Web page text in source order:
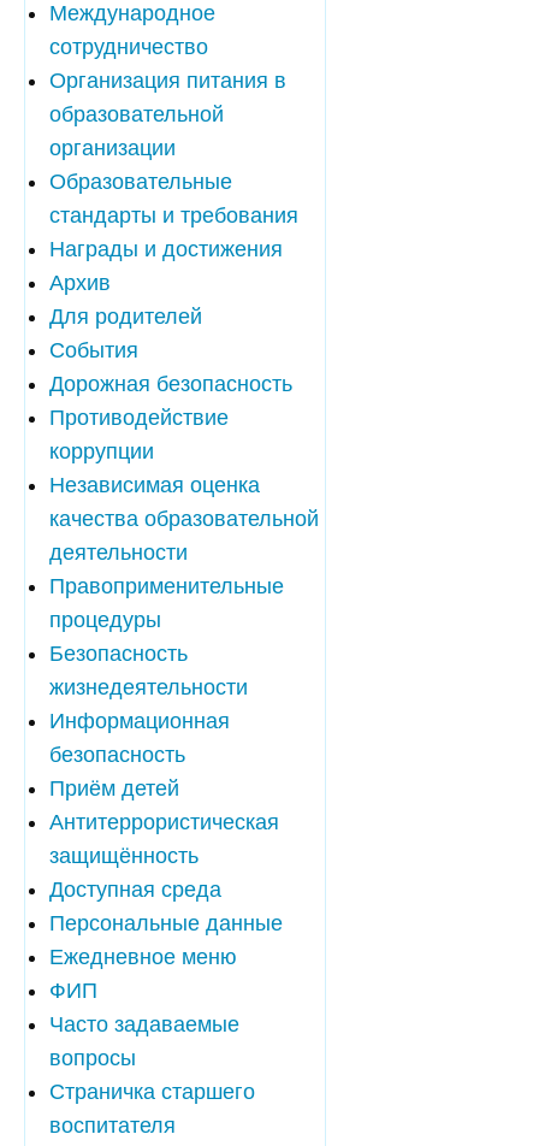
Международное
сотрудничество
Организация питания в
образовательной
организации
Образовательные
стандарты и требования
Награды и достижения
Архив
Для родителей
События
Дорожная безопасность
Противодействие
коррупции
Независимая оценка
качества образовательной
деятельности
Правоприменительные
процедуры
Безопасность
жизнедеятельности
Информационная
безопасность
Приём детей
Антитеррористическая
защищённость
Доступная среда
Персональные данные
Ежедневное меню
ФИП
Часто задаваемые
вопросы
Страничка старшего
воспитателя